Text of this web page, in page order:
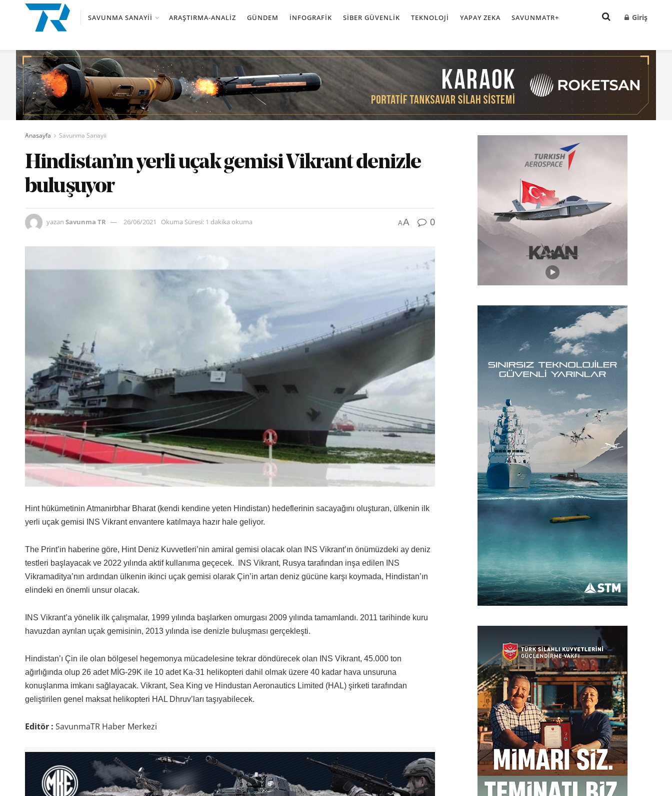
SAVUNMA SANAYII ARAŞTIRMA-ANALIZ GÜNDEM İNFOGRAFIK SIBER GÜVENLIK TEKNOLOJI YAPAY ZEKA SAVUNMATR+ Giriş
Anasayfa Savunma Sanayii
Hindistan’ın yerli uçak gemisi Vikrant denizle
buluşuyor
yazan Savunma TR 26/06/2021 Okuma Süresi: 1 dakika okuma AA 0
Hint hükümetinin Atmanirbhar Bharat (kendi kendine yeten Hindistan) hedeflerinin sacayağını oluşturan, ülkenin ilk
yerli uçak gemisi INS Vikrant envantere katılmaya hazır hale geliyor.
The Print’in haberine göre, Hint Deniz Kuvvetleri’nin amiral gemisi olacak olan INS Vikrant’ın önümüzdeki ay deniz
testleri başlayacak ve 2022 yılında aktif kullanıma geçecek. INS Vikrant, Rusya tarafından inşa edilen INS
Vikramaditya’nın ardından ülkenin ikinci uçak gemisi olarak Çin’in artan deniz gücüne karşı koymada, Hindistan’ın
elindeki en önemli unsur olacak.
INS Vikrant’a yönelik ilk çalışmalar, 1999 yılında başlarken omurgası 2009 yılında tamamlandı. 2011 tarihinde kuru
havuzdan ayrılan uçak gemisinin, 2013 yılında ise denizle buluşması gerçekleşti.
Hindistan’ı Çin ile olan bölgesel hegemonya mücadelesine tekrar döndürecek olan INS Vikrant, 45.000 ton
ağırlığında olup 26 adet MİG-29K ile 10 adet Ka-31 helikopteri dahil olmak üzere 40 kadar hava unsuruna
konuşlanma imkanı sağlayacak. Vikrant, Sea King ve Hindustan Aeronautics Limited (HAL) şirketi tarafından
geliştirilen genel maksat helikopteri HAL Dhruv’ları taşıyabilecek.
Editör : SavunmaTR Haber Merkezi